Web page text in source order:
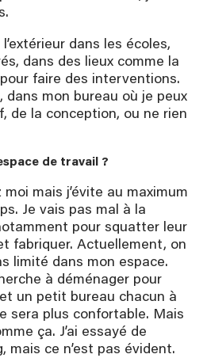
dans les écoles,
dans des lieux comme la
pour faire des interventions.
dans mon bureau où je peux
de la conception, ou ne rien
de travail ?
mais j’évite au maximum
Je vais pas mal à la
pour squatter leur
fabriquer. Actuellement, on
limité dans mon espace.
à déménager pour
un petit bureau chacun à
sera plus confortable. Mais
ça. J’ai essayé de
mais ce n’est pas évident.